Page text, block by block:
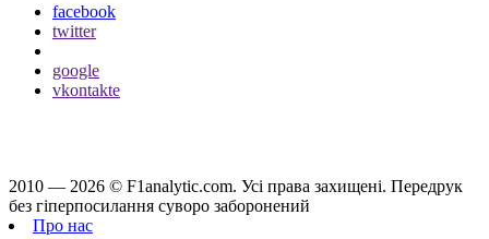
facebook
twitter
google
vkontakte
2010 — 2026 © F1analytic.com. Усi права захищенi. Передрук
без гіперпосилання суворо заборонений
Про нас